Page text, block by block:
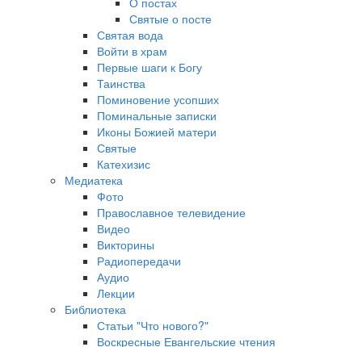
Святые о посте
Святая вода
Войти в храм
Первые шаги к Богу
Таинства
Поминовение усопших
Поминальные записки
Иконы Божией матери
Святые
Катехизис
Медиатека
Фото
Православное телевидение
Видео
Викторины
Радиопередачи
Аудио
Лекции
Библиотека
Статьи "Что нового?"
Воскресные Евангельские чтения